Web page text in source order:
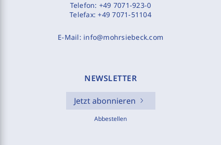
Telefon: +49 7071-923-0
Telefax:+49 7071-51104
E-Mail: info@mohrsiebeck.com
NEWSLETTER
Jetzt abonnieren
Abbestellen